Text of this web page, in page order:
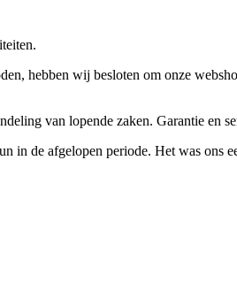
hebben wij besloten om onze
van lopende zaken. Garantie en
de afgelopen periode. Het was ons